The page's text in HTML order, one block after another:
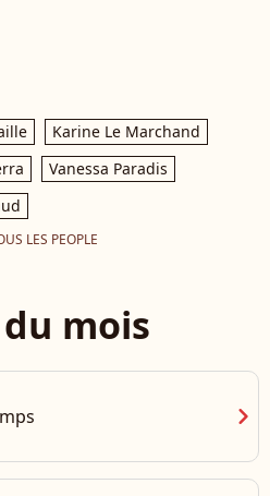
Karine Le Marchand
Vanessa Paradis
LES PEOPLE
mois
chevron_right